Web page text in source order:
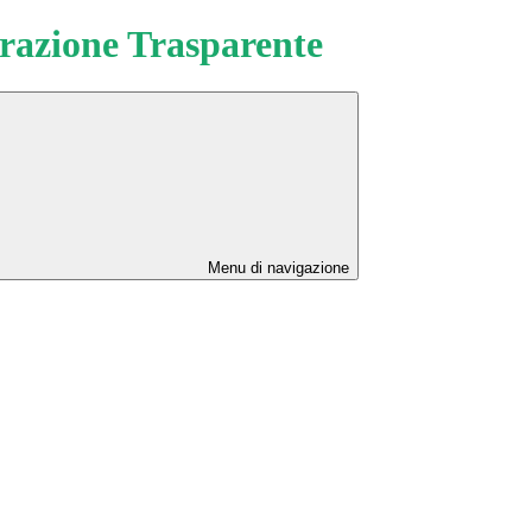
Trasparente
Menu di navigazione